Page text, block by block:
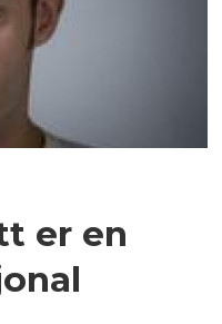
er en